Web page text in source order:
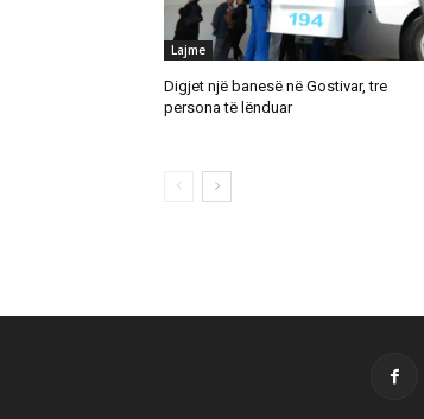
Lajme
Digjet një banesë në Gostivar, tre
persona të lënduar